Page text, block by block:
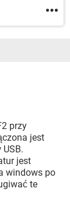
przy
jest
jest
windows po
te